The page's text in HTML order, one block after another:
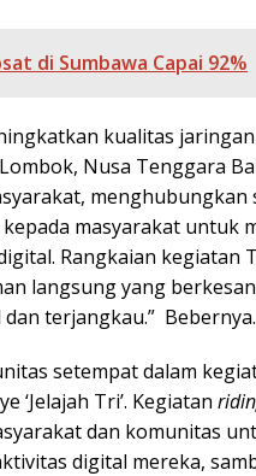
di Sumbawa Capai 92%
kualitas
Nusa Tenggara
menghubungkan
masyarakat untuk
Rangkaian kegiatan
langsung yang
terjangkau.” Bebernya.
setempat dalam
‘Jelajah Tri’. Kegiatan
dan komunitas
digital mereka,